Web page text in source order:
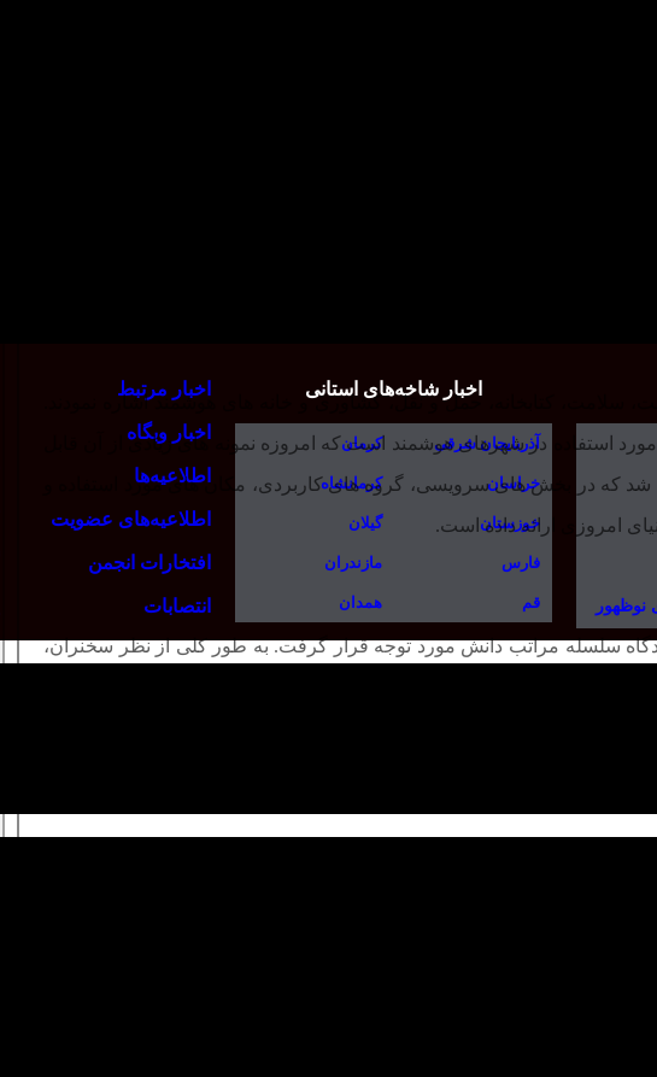
نوظهور
اخبار شاخه‌های استانی
آذربایجان شرقی
خراسان
خوزستان
فارس
قم
کرمان
کرمانشاه
گیلان
مازندران
همدان
اخبار مرتبط
اخبار وبگاه
اطلاعیه‌ها
اطلاعیه‌های عضویت
افتخارات انجمن
انتصابات
سلامت، کتابخانه، حمل و نقل، کشاوری و خانه های هوشمند اشاره نمودند.
استفاده در شهرهای هوشمند است که امروزه نمونه های زیادی از آن قابل
شد که در بخش های سرویسی، گروه های کاربردی، مکان های مورد استفاده و
امروزی ارائه داده است.
دیدگاه سلسله مراتب دانش مورد توجه قرار گرفت. به طور کلی از نظر سخنران،
تولید می شوند. البته دسته بندی های دیگری از داده ها نیز وجود دارد که
مدیریت دانش را انجام فرآیندی شامل کشف، ضبط، به اشتراک گذاری و
به سازمان جهت دستیابی به اهداف خود معرفی کردند. مدیریت دانش مشتمل
دانش اشاره به روش‌های جانبی مبتنی بر کشف، به‌چنگ‌آوری، به‌اشتراک‌گذاری
سازمانی دارند که از مدیریت دانش در کوتاه‌مدت و بلند‌مدت پشتیبانی می‌کنند.
و فناوری‌ها، و راه‌حل‌های مدیریت دانش را مشتمل بر فرآیندها و سیستم‌ها